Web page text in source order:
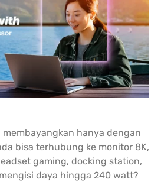
membayangkan hanya dengan
bisa terhubung ke monitor 8K,
gaming, docking station,
daya hingga 240 watt?